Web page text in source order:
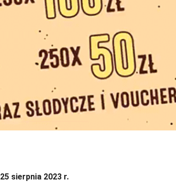
25 sierpnia 2023 r.